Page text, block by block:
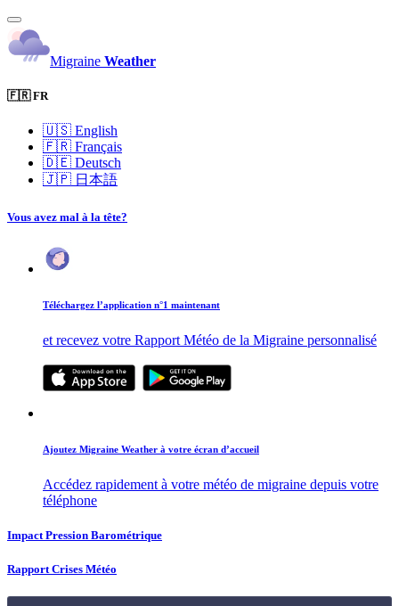
Migraine Weather
🇫🇷 FR
🇺🇸 English
🇫🇷 Français
🇩🇪 Deutsch
🇯🇵 日本語
Vous avez mal à la tête?
Téléchargez l’application n°1 maintenant
et recevez votre Rapport Météo de la Migraine personnalisé
Ajoutez Migraine Weather à votre écran d’accueil
Accédez rapidement à votre météo de migraine depuis votre
téléphone
Impact Pression Barométrique
Rapport Crises Météo